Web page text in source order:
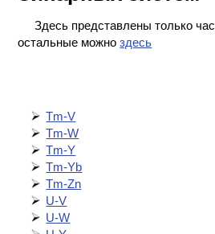
ВРЕДНЫЕ
ХИМИИ
ХИМИЯ НА
ПРОИЗВОДСТВЕ
И ХИМИЧЕСКАЯ
ТЕХНОЛОГИЯ
Здесь представлены только
остальные можноздесь
Tm-V
Tm-W
Tm-Y
Tm-Yb
Tm-Zn
U-V
U-W